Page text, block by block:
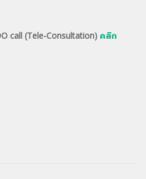
call (Tele-Consultation) คลิก